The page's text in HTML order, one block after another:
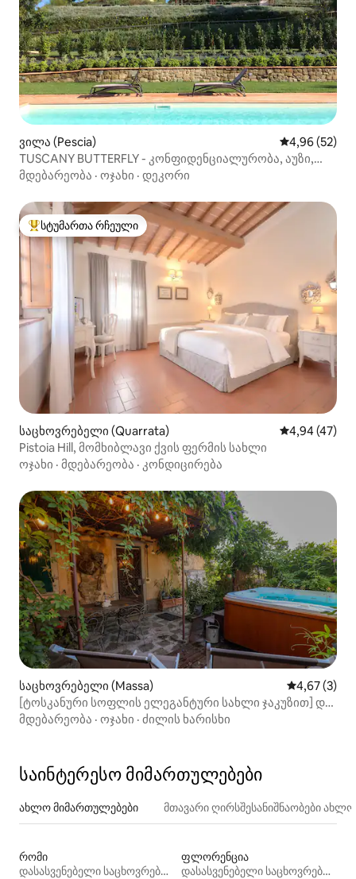
ვილა (Pescia) საშუალო
4,96 (52)
TUSCANY BUTTERFLY - კონფიდენციალურობა, აუზი,
შესანიშნავი ხედები
მდებარეობა · ოჯახი · დეკორი
სტუმართა რჩეული მოწინავე ვარიანტი
სტუმართა რჩეული
საცხოვრებელი (Quarrata) საშუალო
4,94 (47)
Pistoia Hill, მომხიბლავი ქვის ფერმის სახლი
ოჯახი · მდებარეობა · კონდიცირება
საცხოვრებელი (Massa) საშუალო
4,67 (3)
[ტოსკანური სოფლის ელეგანტური სახლი ჯაკუზით] და
Wi‑Fi
მდებარეობა · ოჯახი · ძილის ხარისხი
საინტერესო მიმართულებები
ახლო მიმართულებები მთავარი ღირსშესანიშნაობები
რომი
დასასვენებელი საცხოვრებლები
ფლორენცია
დასასვენებელი საცხოვრებლები